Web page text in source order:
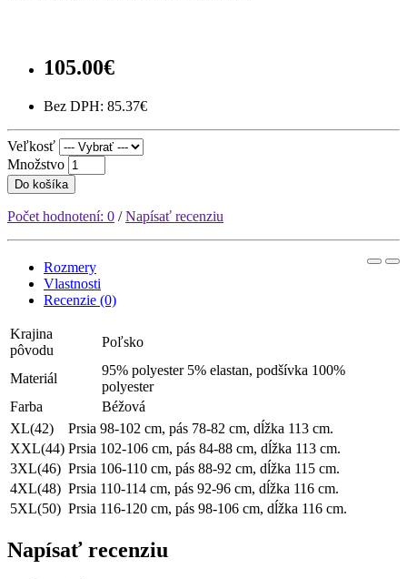
105.00€
Bez DPH: 85.37€
Veľkosť
Množstvo
Do košíka
Počet hodnotení: 0 /Napísať recenziu
Rozmery
Vlastnosti
Recenzie (0)
Krajina
pôvodu
Poľsko
Materiál
95% polyester 5% elastan, podšívka 100%
polyester
Farba
Béžová
XL(42)
Prsia 98-102 cm, pás 78-82 cm, dĺžka 113 cm.
XXL(44) Prsia 102-106 cm, pás 84-88 cm, dĺžka 113 cm.
3XL(46) Prsia 106-110 cm, pás 88-92 cm, dĺžka 115 cm.
4XL(48) Prsia 110-114 cm, pás 92-96 cm, dĺžka 116 cm.
5XL(50) Prsia 116-120 cm, pás 98-106 cm, dĺžka 116 cm.
Napísať recenziu